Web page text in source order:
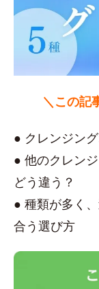
＼この記
● クレンジン
● 他のクレン
どう違う？
● 種類が多く
合う選び方